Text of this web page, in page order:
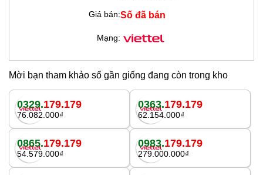
Giá bán:Số đã bán
Mạng:
Mời bạn tham khảo số gần giống đang còn trong kho
0329.179.179
76.082.000₫
0363.179.179
62.154.000₫
0865.179.179
54.579.000₫
0983.179.179
279.000.000₫